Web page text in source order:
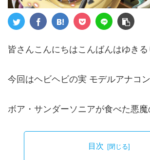
皆さんこんにちはこんばんはゆきる
今回はヘビヘビの実 モデルアナコン
ボア・サンダーソニアが食べた悪魔
目次